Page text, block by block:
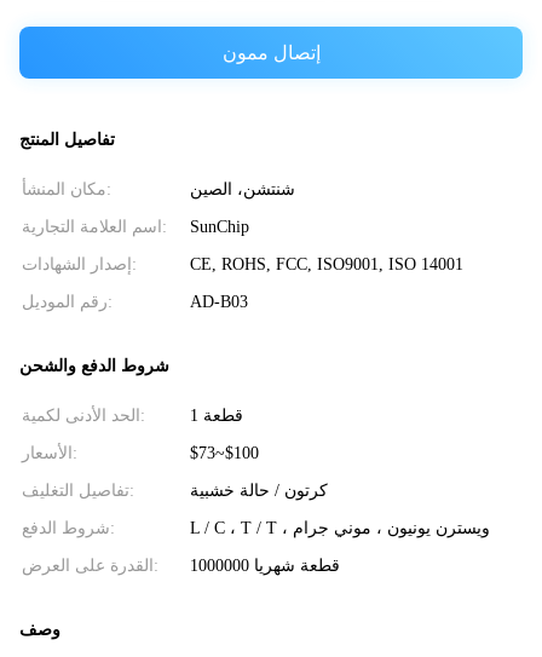
إتصال ممون
تفاصيل المنتج
مكان المنشأ: شنتشن، الصين
اسم العلامة التجارية: SunChip
إصدار الشهادات: CE, ROHS, FCC, ISO9001, ISO 14001
رقم الموديل: AD-B03
شروط الدفع والشحن
الحد الأدنى لكمية: 1 قطعة
الأسعار: $73~$100
تفاصيل التغليف: كرتون / حالة خشبية
شروط الدفع: L / C ، T / T ، ويسترن يونيون ، موني جرام
القدرة على العرض: 1000000 قطعة شهريا
وصف